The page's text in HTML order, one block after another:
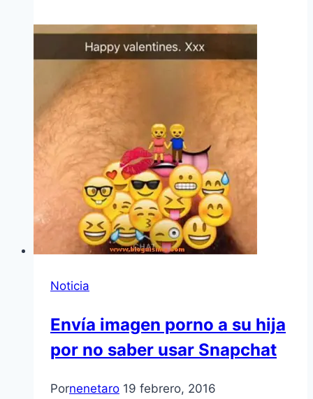
Noticia
Envía imagen porno a su hija
por no saber usar Snapchat
Pornenetaro 19 febrero, 2016